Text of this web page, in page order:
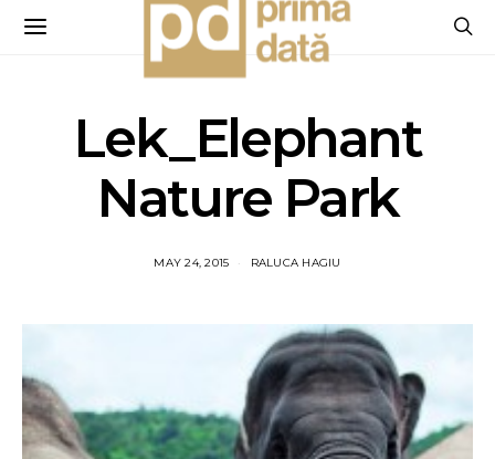
Lek_Elephant
Nature Park
MAY 24, 2015 RALUCA HAGIU